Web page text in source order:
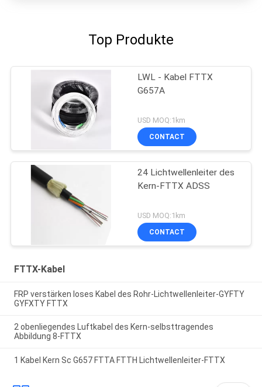
Top Produkte
LWL - Kabel FTTX
G657A
USD MOQ:1km
CONTACT
24 Lichtwellenleiter des
Kern-FTTX ADSS
USD MOQ:1km
CONTACT
FTTX-Kabel
FRP verstärken loses Kabel des Rohr-Lichtwellenleiter-GYFTY
GYFXTY FTTX
2 obenliegendes Luftkabel des Kern-selbsttragendes
Abbildung 8-FTTX
1 Kabel Kern Sc G657 FTTA FTTH Lichtwellenleiter-FTTX